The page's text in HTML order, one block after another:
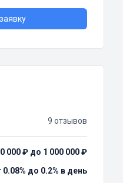
9 отзывов
000 ₽ до 1 000 000 ₽
0.08% до 0.2% в день